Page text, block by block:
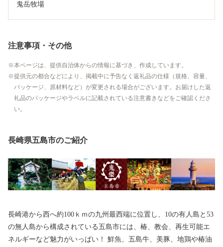
鬼岳牧場
注意事項・その他
本ページは、提供自治体からの情報に基づき、作成しています。
提供元の都合などにより、掲載中に予告なく返礼品の仕様（規格、容量、
パッケージ、原材料など）が変更される場合がございます。お届けした返
礼品のパッケージやラベルに記載されている注意書きなどをご確認くださ
い。
長崎県五島市のご紹介
長崎港から西へ約100ｋｍの九州最西端に位置し、10の有人島と53
の無人島から構成されている五島市には、椿、教会、再生可能エ
ネルギーなど魅力がいっぱい！ 鮮魚、五島牛、美豚、地鶏や椿油